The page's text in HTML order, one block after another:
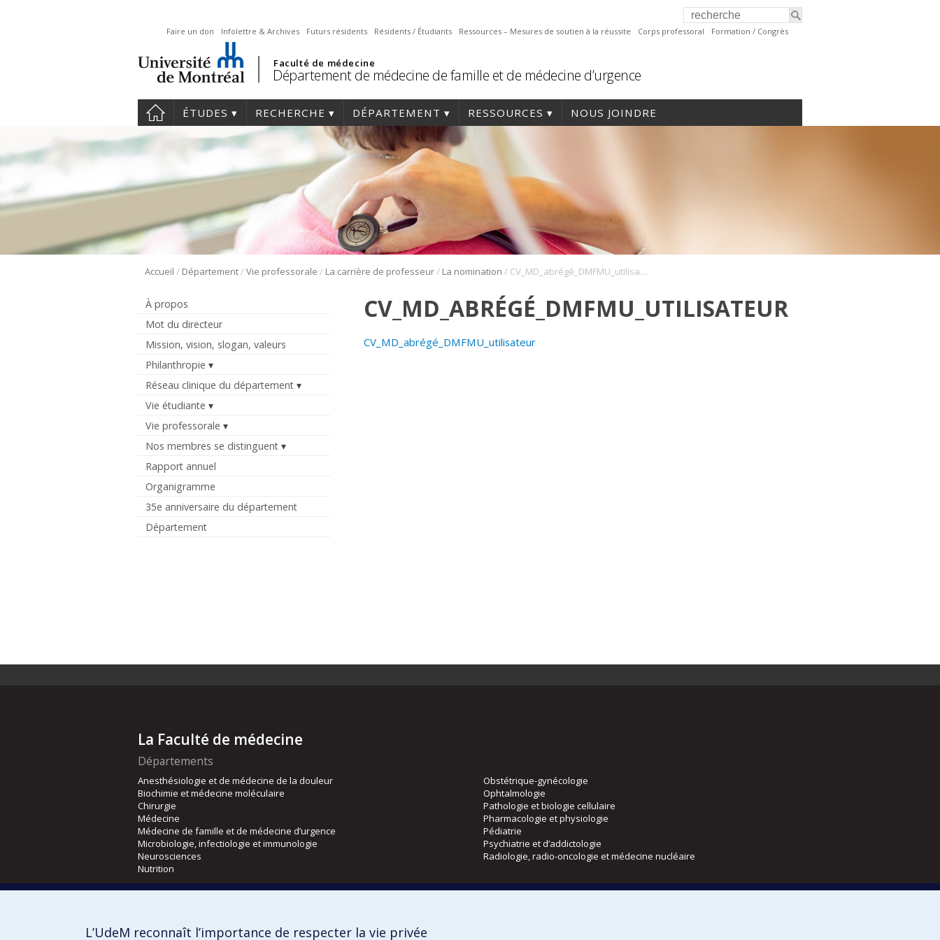
Faire un don Infolettre & Archives Futurs résidents Résidents / Étudiants Ressources – Mesures de soutien à la réussite Corps professoral Formation / Congrès
Faculté de médecine
Département de médecine de famille et de médecine d’urgence
ÉTUDES RECHERCHE DÉPARTEMENT RESSOURCES NOUS JOINDRE
Accueil / Département/Vie professorale / La carrière de professeur/ La nomination / CV_MD_abrégé_DMFMU_utilisateur
À propos
Mot du directeur
Mission, vision, slogan, valeurs
Philanthropie
Réseau clinique du département
Vie étudiante
Vie professorale
Nos membres se distinguent
Rapport annuel
Organigramme
35e anniversaire du département
Département
CV_MD_ABRÉGÉ_DMFMU_UTILISATEUR
CV_MD_abrégé_DMFMU_utilisateur
La Faculté de médecine
Départements
Anesthésiologie et de médecine de la douleur
Biochimie et médecine moléculaire
Chirurgie
Médecine
Médecine de famille et de médecine d’urgence
Microbiologie, infectiologie et immunologie
Neurosciences
Nutrition
Obstétrique-gynécologie
Ophtalmologie
Pathologie et biologie cellulaire
Pharmacologie et physiologie
Pédiatrie
Psychiatrie et d’addictologie
Radiologie, radio-oncologie et médecine nucléaire
Orthophonie et audiologie
L’UdeM reconnaît l’importance de respecter la vie privée